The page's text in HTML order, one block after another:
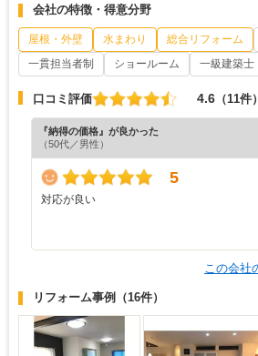
会社の特徴・得意分野
屋根・外壁 水まわり 総合リフォーム
一貫担当者制
ショールーム 一級建築士
口コミ評価 4.6 （11件）
『納得の価格』が良かった
（50代／男性）
5
対応が良い
この会社
リフォーム事例 （16件）